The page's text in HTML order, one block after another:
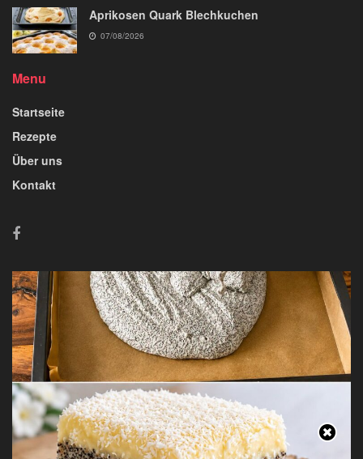
Aprikosen Quark Blechkuchen
07/08/2026
Menu
Startseite
Rezepte
Über uns
Kontakt